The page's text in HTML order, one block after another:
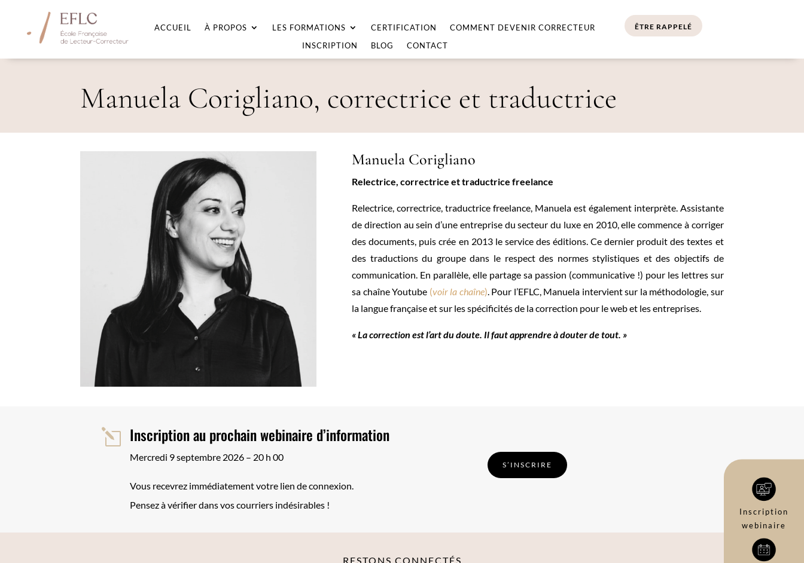
ACCUEIL À PROPOS LES FORMATIONS CERTIFICATION
COMMENT DEVENIR CORRECTEUR
INSCRIPTION
BLOG CONTACT
ÊTRE RAPPELÉ
Manuela Corigliano, correctrice et traductrice
Manuela Corigliano
Relectrice, correctrice et traductrice freelance
Relectrice, correctrice, traductrice freelance, Manuela est également interprète. Assistante
de direction au sein d’une entreprise du secteur du luxe en 2010, elle commence à corriger
des documents, puis crée en 2013 le service des éditions. Ce dernier produit des textes et
des traductions du groupe dans le respect des normes stylistiques et des objectifs de
communication. En parallèle, elle partage sa passion (communicative !) pour les lettres sur
sa chaîne Youtube (voir la chaîne) . Pour l’EFLC, Manuela intervient sur la méthodologie, sur
la langue française et sur les spécificités de la correction pour le web et les entreprises.
« La correction est l’art du doute. Il faut apprendre à douter de tout. »
l Inscription au prochain webinaire d’information
Mercredi 9 septembre 2026 – 20 h 00
Vous recevrez immédiatement votre lien de connexion.
Pensez à vérifier dans vos courriers indésirables !
S’INSCRIRE
RESTONS CONNECTÉS
Inscription
webinaire